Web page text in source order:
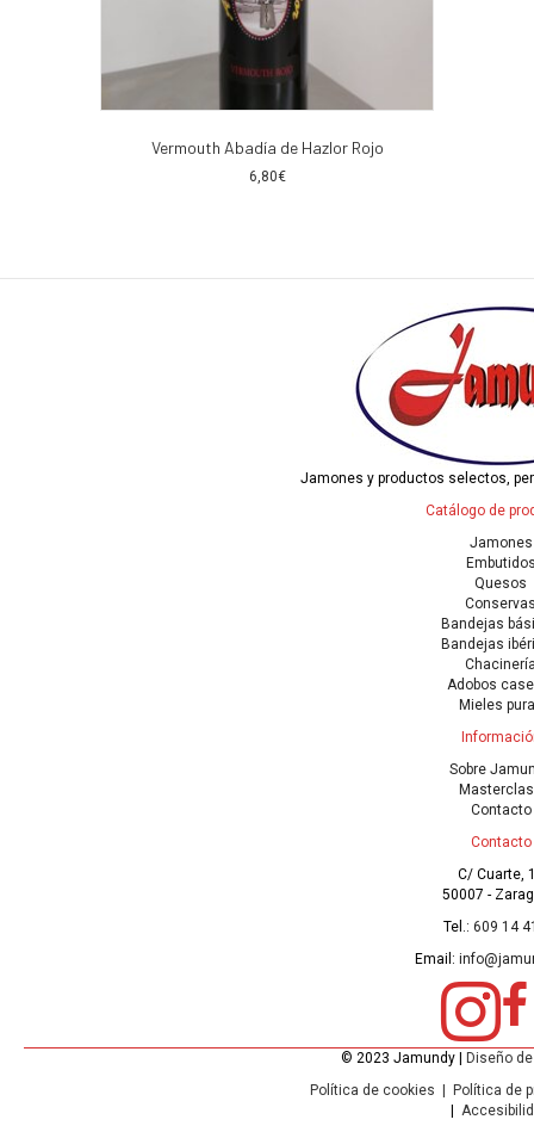
Vermouth Abadía de Hazlor Rojo
6,80€
Jamones y productos selectos,
Catálogo de
Jamones
Quesos
Bandejas
Bandejas
Adobos
Mieles
Sobre
Contacto
Contacto
C/ Cuarte,
50007 -
Tel.: 609 14
Email:
© 2023 Jamundy | Diseño
Política de cookies | Política de
|